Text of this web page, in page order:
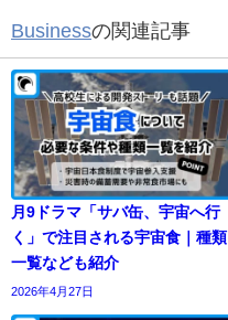
Businessの関連記事
月9ドラマ「サバ缶、宇宙へ行
く」で注目される宇宙食｜種類
一覧なども紹介
2026年4月27日